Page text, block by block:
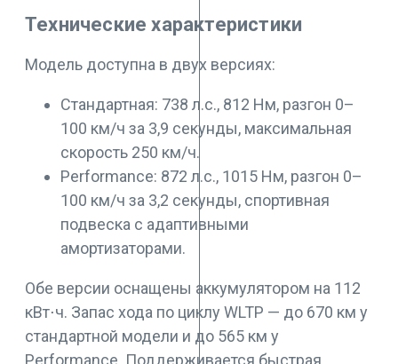
Технические характеристики
Модель доступна в двух версиях:
Стандартная: 738 л.с., 812 Нм, разгон 0–
100 км/ч за 3,9 секунды, максимальная
скорость 250 км/ч.
Performance: 872 л.с., 1015 Нм, разгон 0–
100 км/ч за 3,2 секунды, спортивная
подвеска с адаптивными
амортизаторами.
Обе версии оснащены аккумулятором на 112
кВт⋅ч. Запас хода по циклу WLTP — до 670 км у
стандартной модели и до 565 км у